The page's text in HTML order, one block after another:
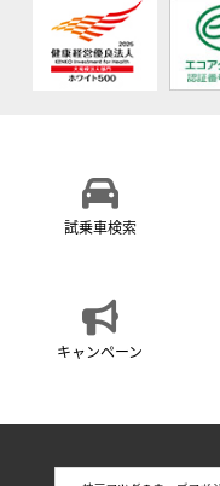
試乗車検索
キャンペーン